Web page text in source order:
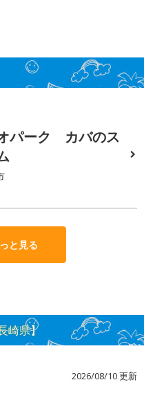
パーク カバのス
と見る
崎県】
2026/08/10 更新